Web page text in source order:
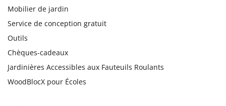
Mobilier de jardin
Service de conception gratuit
Outils
Chèques-cadeaux
Jardinières Accessibles aux Fauteuils Roulants
WoodBlocX pour Écoles